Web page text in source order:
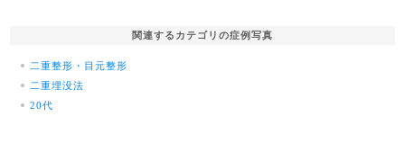
関連するカテゴリの症例写真
二重整形・目元整形
二重埋没法
20代